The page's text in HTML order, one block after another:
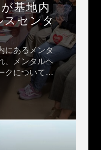
基地内
スセンタ
にあるメンタ
、メンタルヘ
クについての